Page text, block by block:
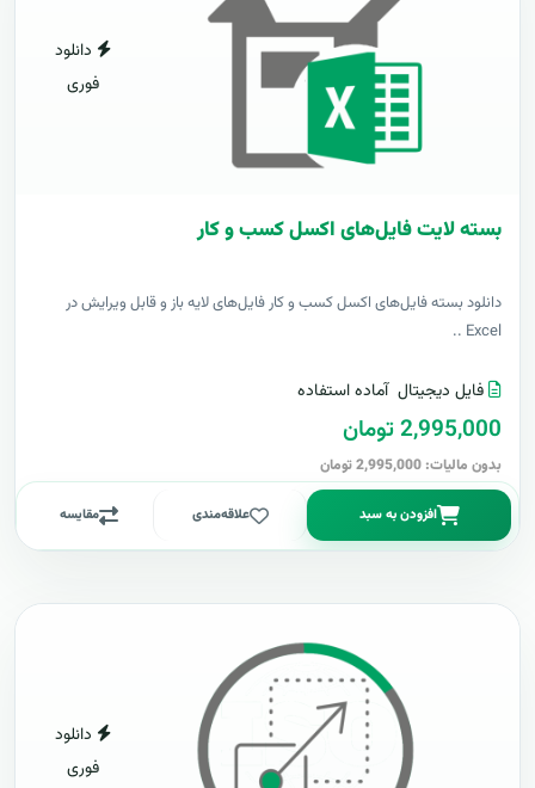
دانلود
فوری
بسته لایت فایل‌های اکسل کسب و کار
دانلود بسته فایل‌های اکسل کسب و کار فایل‌های لایه باز و قابل ویرایش در
Excel ..
فایل دیجیتال آماده استفاده
2,995,000 تومان
بدون مالیات: 2,995,000 تومان
افزودن به سبد علاقه‌مندی مقایسه
دانلود
فوری